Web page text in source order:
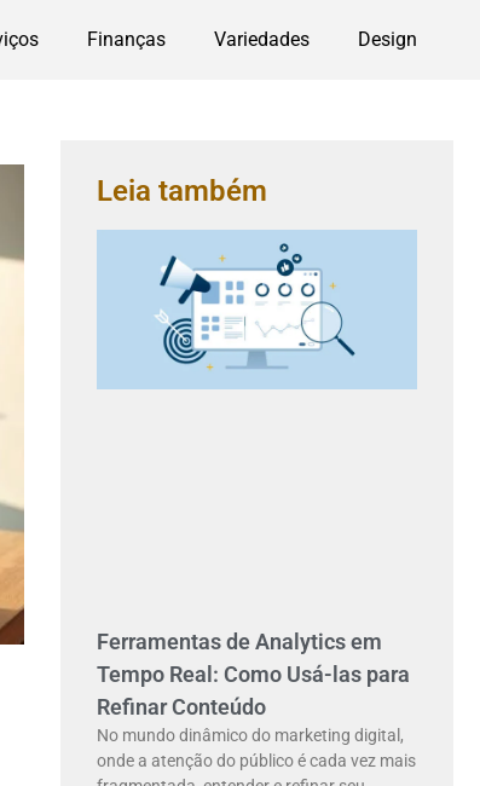
Finanças Variedades Design
Leia também
Ferramentas de Analytics em
Tempo Real: Como Usá-las para
Refinar Conteúdo
No mundo dinâmico do marketing digital,
onde a atenção do público é cada vez mais